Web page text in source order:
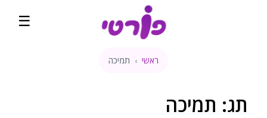
☰
ראשיראשי › תמיכה
תג: תמיכה